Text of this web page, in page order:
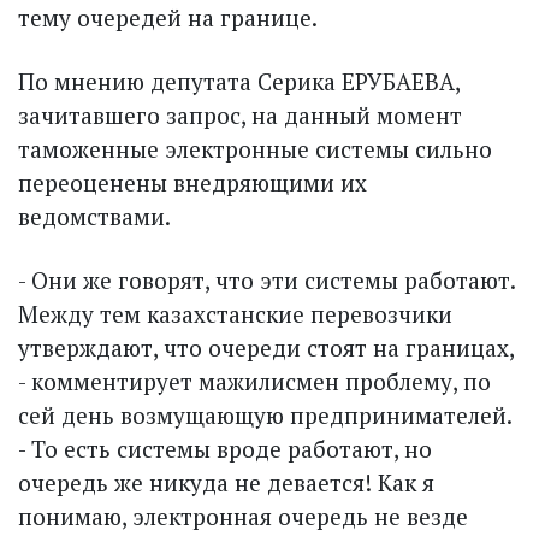
тему очередей на границе.
По мнению депутата Серика ЕРУБАЕВА,
зачитавшего запрос, на данный момент
таможенные электронные системы сильно
переоценены внедряющими их
ведомствами.
- Они же говорят, что эти системы работают.
Между тем казахстанские перевозчики
утверждают, что очереди стоят на границах,
- комментирует мажилисмен проблему, по
сей день возмущающую предпринимателей.
- То есть системы вроде работают, но
очередь же никуда не девается! Как я
понимаю, электронная очередь не везде